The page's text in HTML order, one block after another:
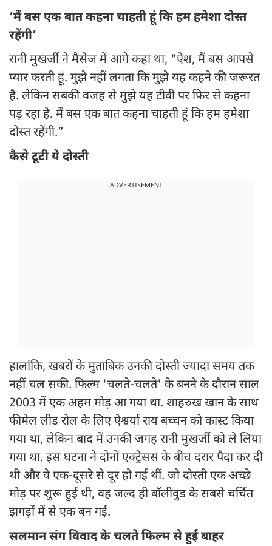
‘मैं बस एक बात कहना चाहती हूं कि हम हमेशा दोस्त
रहेंगी’
रानी मुखर्जी ने मैसेज में आगे कहा था, "ऐश, मैं बस आपसे
प्यार करती हूं. मुझे नहीं लगता कि मुझे यह कहने की जरूरत
है. लेकिन सबकी वजह से मुझे यह टीवी पर फिर से कहना
पड़ रहा है. मैं बस एक बात कहना चाहती हूं कि हम हमेशा
दोस्त रहेंगी.”
कैसे टूटी ये दोस्ती
ADVERTISEMENT
हालांकि, खबरों के मुताबिक उनकी दोस्ती ज्यादा समय तक
नहीं चल सकी. फिल्म 'चलते-चलते' के बनने के दौरान साल
2003 में एक अहम मोड़ आ गया था. शाहरुख खान के साथ
फीमेल लीड रोल के लिए ऐश्वर्या राय बच्चन को कास्ट किया
गया था, लेकिन बाद में उनकी जगह रानी मुखर्जी को ले लिया
गया था. इस घटना ने दोनों एक्ट्रेसस के बीच दरार पैदा कर दी
थी और वे एक-दूसरे से दूर हो गई थीं. जो दोस्ती एक अच्छे
मोड़ पर शुरू हुई थी, वह जल्द ही बॉलीवुड के सबसे चर्चित
झगड़ों में से एक बन गई.
सलमान संग विवाद के चलते फिल्म से हुईं बाहर